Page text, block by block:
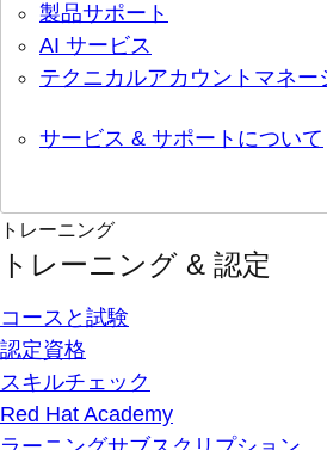
製品サポート
AI サービス
テクニカルアカウントマネー
サービス & サポートについて
トレーニング
トレーニング & 認定
コースと試験
認定資格
スキルチェック
Red Hat Academy